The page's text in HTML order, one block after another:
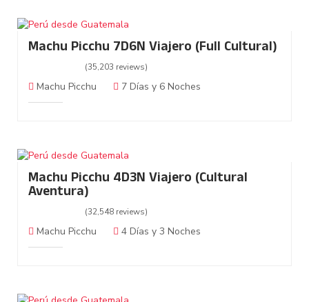
Machu Picchu 7D6N Viajero (Full Cultural)
(35,203 reviews)
Machu Picchu 7 Días y 6 Noches
Machu Picchu 4D3N Viajero (Cultural
Aventura)
(32,548 reviews)
Machu Picchu 4 Días y 3 Noches